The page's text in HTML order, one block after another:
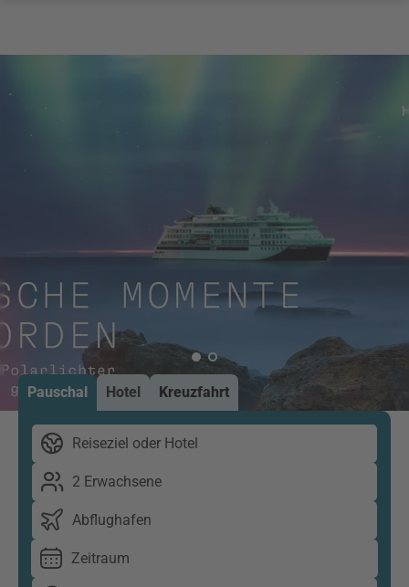
Pauschal Hotel Kreuzfahrt
Reiseziel oder Hotel
2 Erwachsene
Abflughafen
Zeitraum